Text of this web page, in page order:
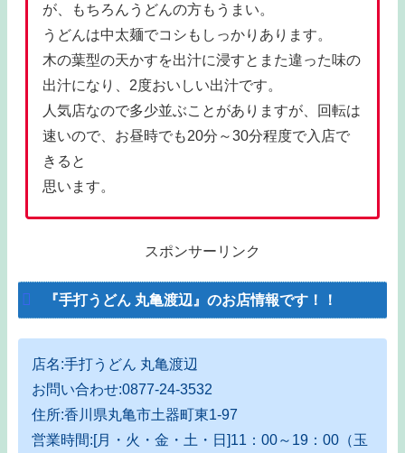
が、もちろんうどんの方もうまい。
うどんは中太麺でコシもしっかりあります。
木の葉型の天かすを出汁に浸すとまた違った味の
出汁になり、2度おいしい出汁です。
人気店なので多少並ぶことがありますが、回転は
速いので、お昼時でも20分～30分程度で入店で
きると
思います。
スポンサーリンク
『手打うどん 丸亀渡辺』のお店情報です！！
店名:手打うどん 丸亀渡辺
お問い合わせ:0877-24-3532
住所:香川県丸亀市土器町東1-97
営業時間:[月・火・金・土・日]11：00～19：00（玉